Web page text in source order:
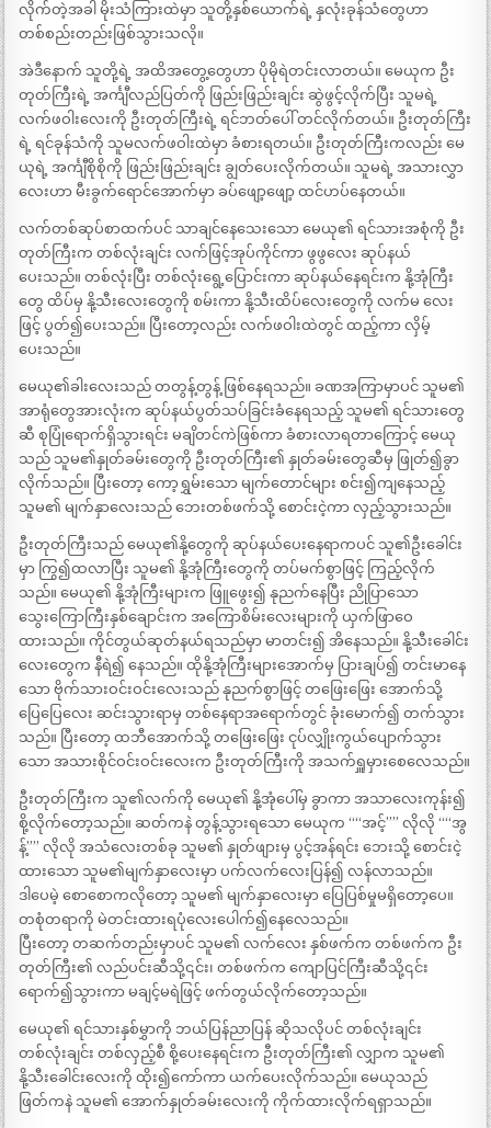
လိုက်တဲ့အခါ မိုးသံကြားထဲမှာ သူတို့နှစ်ယောက်ရဲ့ နှလုံးခုန်သံတွေဟာ
တစ်စည်းတည်းဖြစ်သွားသလို။
အဲဒီနောက် သူတို့ရဲ့ အထိအတွေ့တွေဟာ ပိုမိုရဲတင်းလာတယ်။ မေယုက ဦး
တုတ်ကြီးရဲ့ အင်္ကျီလည်ပြတ်ကို ဖြည်းဖြည်းချင်း ဆွဲဖွင့်လိုက်ပြီး သူမရဲ့
လက်ဖဝါးလေးကို ဦးတုတ်ကြီးရဲ့ ရင်ဘတ်ပေါ် တင်လိုက်တယ်။ ဦးတုတ်ကြီး
ရဲ့ ရင်ခုန်သံကို သူမလက်ဖဝါးထဲမှာ ခံစားရတယ်။ ဦးတုတ်ကြီးကလည်း မေ
ယုရဲ့ အင်္ကျီစိုစိုကို ဖြည်းဖြည်းချင်း ချွတ်ပေးလိုက်တယ်။ သူမရဲ့ အသားလွှာ
လေးဟာ မီးခွက်ရောင်အောက်မှာ ခပ်ဖျော့ဖျော့ ထင်ဟပ်နေတယ်။
လက်တစ်ဆုပ်စာထက်ပင် သာချင်နေသေးသော မေယု၏ ရင်သားအစုံကို ဦး
တုတ်ကြီးက တစ်လုံးချင်း လက်ဖြင့်အုပ်ကိုင်ကာ ဖွဖွလေး ဆုပ်နယ်
ပေးသည်။ တစ်လုံးပြီး တစ်လုံးရွေ့ပြောင်းကာ ဆုပ်နယ်နေရင်းက နို့အုံကြီး
တွေ ထိပ်မှ နို့သီးလေးတွေကို စမ်းကာ နို့သီးထိပ်လေးတွေကို လက်မ လေး
ဖြင့် ပွတ်၍ပေးသည်။ ပြီးတော့လည်း လက်ဖဝါးထဲတွင် ထည့်ကာ လှိမ့်
ပေးသည်။
မေယု၏ခါးလေးသည် တတွန့်တွန့် ဖြစ်နေရသည်။ ခဏအကြာမှာပင် သူမ၏
အာရုံတွေအားလုံးက ဆုပ်နယ်ပွတ်သပ်ခြင်းခံနေရသည့် သူမ၏ ရင်သားတွေ
ဆီ စုပြုံရောက်ရှိသွားရင်း မချိတင်ကဲဖြစ်ကာ ခံစားလာရတာကြောင့် မေယု
သည် သူမ၏နှုတ်ခမ်းတွေကို ဦးတုတ်ကြီး၏ နှုတ်ခမ်းတွေဆီမှ ဖြုတ်၍ခွာ
လိုက်သည်။ ပြီးတော့ ကော့ရွှမ်းသော မျက်တောင်များ စင်း၍ကျနေသည့်
သူမ၏ မျက်နှာလေးသည် ဘေးတစ်ဖက်သို့ စောင်းငဲ့ကာ လှည့်သွားသည်။
ဦးတုတ်ကြီးသည် မေယု၏နို့တွေကို ဆုပ်နယ်ပေးနေရာကပင် သူ၏ဦးခေါင်း
မှာ ကြွ၍ထလာပြီး သူမ၏ နို့အုံကြီးတွေကို တပ်မက်စွာဖြင့် ကြည့်လိုက်
သည်။ မေယု၏ နို့အုံကြီးများက ဖြူဖွေး၍ နုညက်နေပြီး ညိုပြာသော
သွေးကြောကြီးနှစ်ချောင်းက အကြောစိမ်းလေးများကို ယှက်ဖြာဝေ
ထားသည်။ ကိုင်တွယ်ဆုတ်နယ်ရသည်မှာ မာတင်း၍ အိနေသည်။ နို့သီးခေါင်း
လေးတွေက နီရဲ၍ နေသည်။ ထိုနို့အုံကြီးများအောက်မှ ပြားချပ်၍ တင်းမာနေ
သော ဗိုက်သားဝင်းဝင်းလေးသည် နုညက်စွာဖြင့် တဖြေးဖြေး အောက်သို့
ပြေပြေလေး ဆင်းသွားရာမှ တစ်နေရာအရောက်တွင် ခုံးမောက်၍ တက်သွား
သည်။ ပြီးတော့ ထဘီအောက်သို့ တဖြေးဖြေး ငုပ်လျှိုးကွယ်ပျောက်သွား
သော အသားစိုင်ဝင်းဝင်းလေးက ဦးတုတ်ကြီးကို အသက်ရှူမှားစေလေသည်။
ဦးတုတ်ကြီးက သူ၏လက်ကို မေယု၏ နို့အုံပေါ်မှ ခွာကာ အသာလေးကုန်း၍
စို့လိုက်တော့သည်။ ဆတ်ကနဲ တွန့်သွားရသော မေယုက ““အင့်”” လိုလို ““အွ
န့်”” လိုလို အသံလေးတစ်ခု သူမ၏ နှုတ်ဖျားမှ ပွင့်အန်ရင်း ဘေးသို့ စောင်းငဲ့
ထားသော သူမ၏မျက်နှာလေးမှာ ပက်လက်လေးပြန်၍ လန်လာသည်။
ဒါပေမဲ့ စောစောကလိုတော့ သူမ၏ မျက်နှာလေးမှာ ပြေပြစ်မှုမရှိတော့ပေ။
တစုံတရာကို မဲတင်းထားရပုံလေးပေါက်၍နေလေသည်။
ပြီးတော့ တဆက်တည်းမှာပင် သူမ၏ လက်လေး နှစ်ဖက်က တစ်ဖက်က ဦး
တုတ်ကြီး၏ လည်ပင်းဆီသို့၎င်း၊ တစ်ဖက်က ကျောပြင်ကြီးဆီသို့၎င်း
ရောက်၍သွားကာ မချင့်မရဲဖြင့် ဖက်တွယ်လိုက်တော့သည်။
မေယု၏ ရင်သားနှစ်မွှာကို ဘယ်ပြန်ညာပြန် ဆိုသလိုပင် တစ်လုံးချင်း
တစ်လုံးချင်း တစ်လှည့်စီ စို့ပေးနေရင်းက ဦးတုတ်ကြီး၏ လျှာက သူမ၏
နို့သီးခေါင်းလေးကို ထိုး၍ကော်ကာ ယက်ပေးလိုက်သည်။ မေယုသည်
ဖြတ်ကနဲ သူမ၏ အောက်နှုတ်ခမ်းလေးကို ကိုက်ထားလိုက်ရရှာသည်။